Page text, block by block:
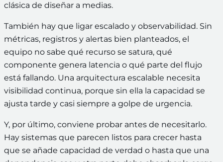
clásica de diseñar a medias.
También hay que ligar escalado y observabilidad. Sin
métricas, registros y alertas bien planteados, el
equipo no sabe qué recurso se satura, qué
componente genera latencia o qué parte del flujo
está fallando. Una arquitectura escalable necesita
visibilidad continua, porque sin ella la capacidad se
ajusta tarde y casi siempre a golpe de urgencia.
Y, por último, conviene probar antes de necesitarlo.
Hay sistemas que parecen listos para crecer hasta
que se añade capacidad de verdad o hasta que una